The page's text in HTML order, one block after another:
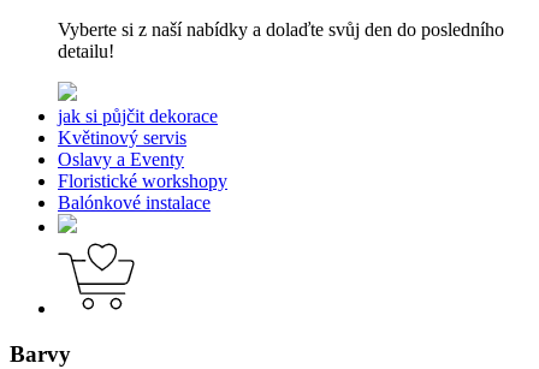
Vyberte si z naší nabídky a dolaďte svůj den do posledního
detailu!
jak si půjčit dekorace
Květinový servis
Oslavy a Eventy
Floristické workshopy
Balónkové instalace
Barvy